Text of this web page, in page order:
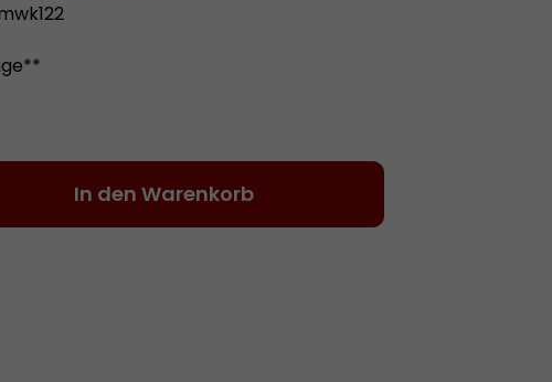
Gib den gewünschten Wert ein oder
In den Warenkorb